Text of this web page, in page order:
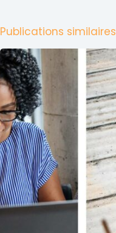
Publications similaires